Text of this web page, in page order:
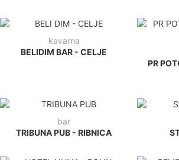
kavarna
BELIDIM BAR - CELJE
PR
bar
TRIBUNA PUB - RIBNICA